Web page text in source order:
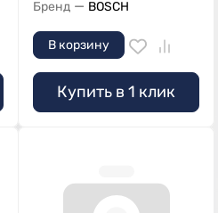
Бренд — BOSCH
В корзину
Купить в 1 клик